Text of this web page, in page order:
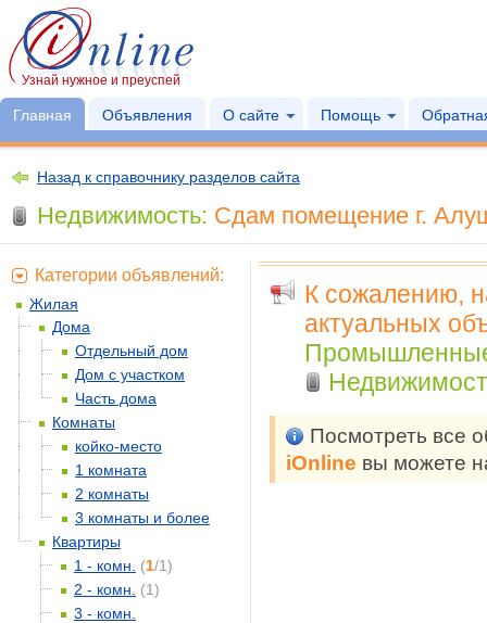
Узнай нужное и преуспей
Главная Объявления О сайте Помощь
Назад к справочнику разделов сайта
Недвижимость: Сдам помещение г.
К сожалению,
актуальных
Посмотреть все
iOnline вы можете
Категории объявлений:
Жилая
Дома
Отдельный дом
Дом с участком
Часть дома
Комнаты
койко-место
1 комната
2 комнаты
3 комнаты и более
Квартиры
1 - комн.
(1/1)
2 - комн.
(1)
3 - комн.